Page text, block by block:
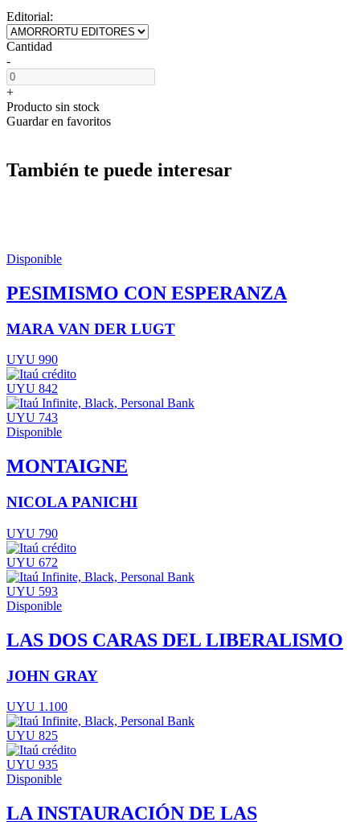
Editorial:
Cantidad
-
+
Producto sin stock
Guardar en favoritos
También te puede interesar
Disponible
PESIMISMO CON ESPERANZA
MARA VAN DER LUGT
UYU 990
UYU 842
UYU 743
Disponible
MONTAIGNE
NICOLA PANICHI
UYU 790
UYU 672
UYU 593
Disponible
LAS DOS CARAS DEL LIBERALISMO
JOHN GRAY
UYU 1.100
UYU 825
UYU 935
Disponible
LA INSTAURACIÓN DE LAS